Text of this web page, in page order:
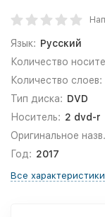
Язык: Русский
Количество
Количество слоев:
Тип диска: DVD
Носитель: 2 dvd-r
Оригинальное
Год: 2017
Все характеристики